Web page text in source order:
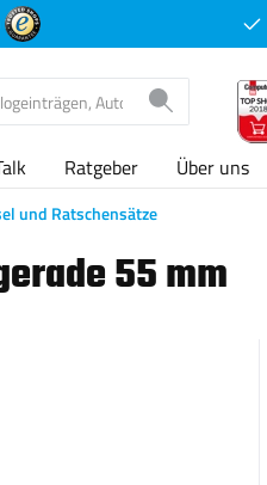
Ratgeber Über uns
und Ratschensätze
55 mm